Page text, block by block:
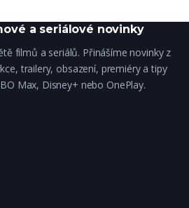
a seriálové novinky
filmů a seriálů. Přinášíme novinky z
trailery, obsazení, premiéry a tipy
Max, Disney+ nebo OnePlay.